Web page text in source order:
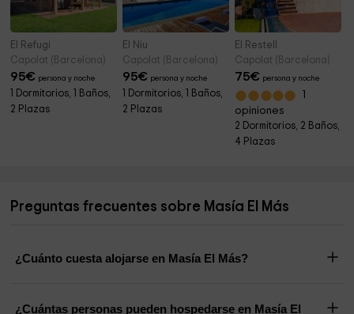
El Refugi
Capolat (Barcelona)
95€ persona y noche
1 Dormitorios, 1 Baños,
2 Plazas
El Niu
Capolat (Barcelona)
95€ persona y noche
1 Dormitorios, 1 Baños,
2 Plazas
El Restell
Capolat (Barcelona)
75€ persona y noche
opiniones
2 Dormitorios, 2 Baños,
4 Plazas
Preguntas frecuentes sobre Masía El Más
¿Cuánto cuesta alojarse en Masía El Más?
¿Cuántas personas pueden hospedarse en Masía El